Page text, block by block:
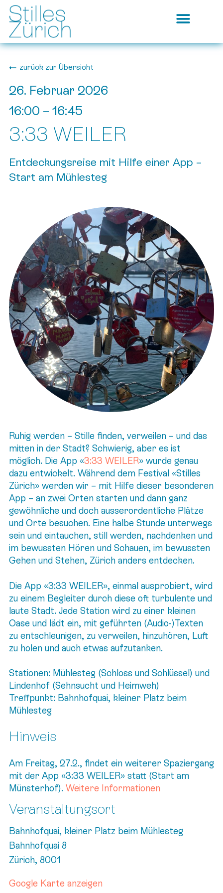
zurück zur Übersicht
26. Februar 2026
16:00 – 16:45
3:33 WEILER
Entdeckungsreise mit Hilfe einer App –
Start am Mühlesteg
Ruhig werden – Stille finden, verweilen – und das
mitten in der Stadt? Schwierig, aber es ist
möglich. Die App «3:33 WEILER» wurde genau
dazu entwickelt. Während dem Festival «Stilles
Zürich» werden wir – mit Hilfe dieser besonderen
App – an zwei Orten starten und dann ganz
gewöhnliche und doch ausserordentliche Plätze
und Orte besuchen. Eine halbe Stunde unterwegs
sein und eintauchen, still werden, nachdenken und
im bewussten Hören und Schauen, im bewussten
Gehen und Stehen, Zürich anders entdecken.
Die App «3:33 WEILER», einmal ausprobiert, wird
zu einem Begleiter durch diese oft turbulente und
laute Stadt. Jede Station wird zu einer kleinen
Oase und lädt ein, mit geführten (Audio-)Texten
zu entschleunigen, zu verweilen, hinzuhören, Luft
zu holen und auch etwas aufzutanken.
Stationen: Mühlesteg (Schloss und Schlüssel) und
Lindenhof (Sehnsucht und Heimweh)
Treffpunkt: Bahnhofquai, kleiner Platz beim
Mühlesteg
Hinweis
Am Freitag, 27.2., findet ein weiterer Spaziergang
mit der App «3:33 WEILER» statt (Start am
Münsterhof). Weitere Informationen
Veranstaltungsort
Bahnhofquai, kleiner Platz beim Mühlesteg
Bahnhofquai 8
Zürich, 8001
Google Karte anzeigen